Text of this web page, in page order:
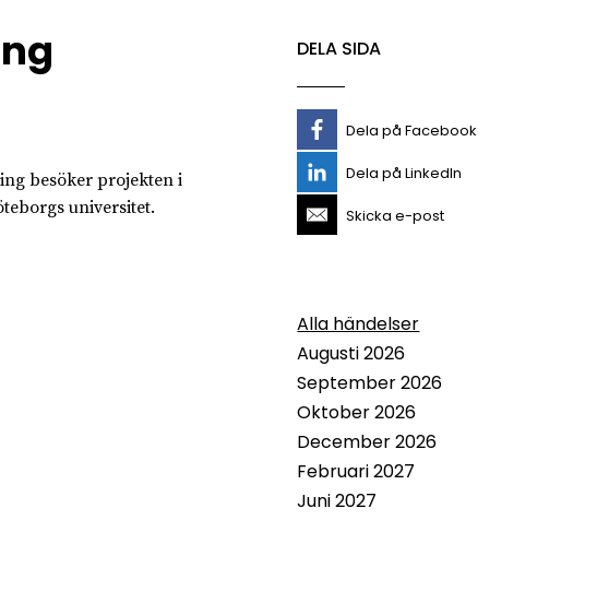
besöker projekten i
universitet.
DELA SIDA
Dela på Facebook
Dela på LinkedIn
Skicka e-post
Alla händelser
Augusti 2026
September 2026
Oktober 2026
December 2026
Februari 2027
Juni 2027